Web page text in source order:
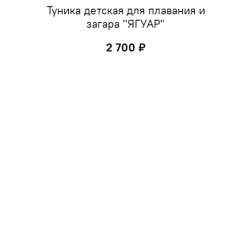
Туника детская для плавания и
загара "ЯГУАР"
2 700 ₽